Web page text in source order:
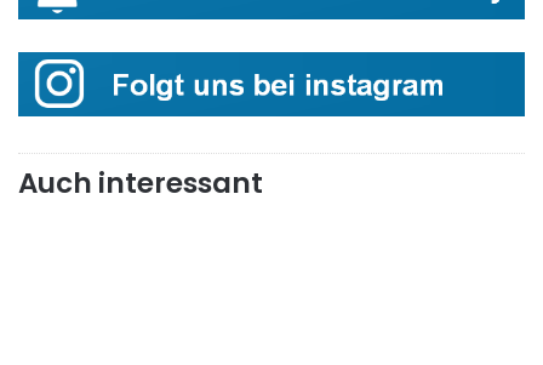
Auch interessant